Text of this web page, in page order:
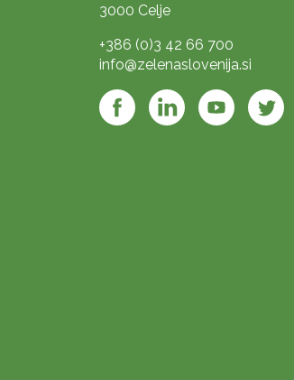
3000 Celje
+386 (0)3 42 66 700
info@zelenaslovenija.si